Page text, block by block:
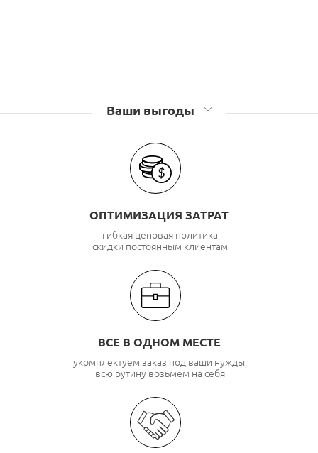
Ваши выгоды
ОПТИМИЗАЦИЯ ЗАТРАТ
гибкая ценовая политика
скидки постоянным клиентам
ВСЕ В ОДНОМ МЕСТЕ
укомплектуем заказ под ваши нужды,
всю рутину возьмем на себя